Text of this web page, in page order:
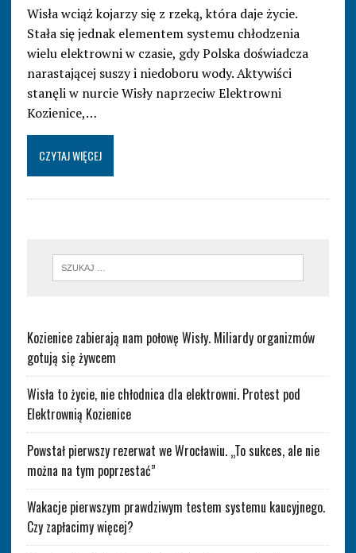
Wisła wciąż kojarzy się z rzeką, która daje życie.
Stała się jednak elementem systemu chłodzenia
wielu elektrowni w czasie, gdy Polska doświadcza
narastającej suszy i niedoboru wody. Aktywiści
stanęli w nurcie Wisły naprzeciw Elektrowni
Kozienice,…
CZYTAJ WIĘCEJ
Kozienice zabierają nam połowę Wisły. Miliardy organizmów
gotują się żywcem
Wisła to życie, nie chłodnica dla elektrowni. Protest pod
Elektrownią Kozienice
Powstał pierwszy rezerwat we Wrocławiu. „To sukces, ale nie
można na tym poprzestać”
Wakacje pierwszym prawdziwym testem systemu kaucyjnego.
Czy zapłacimy więcej?